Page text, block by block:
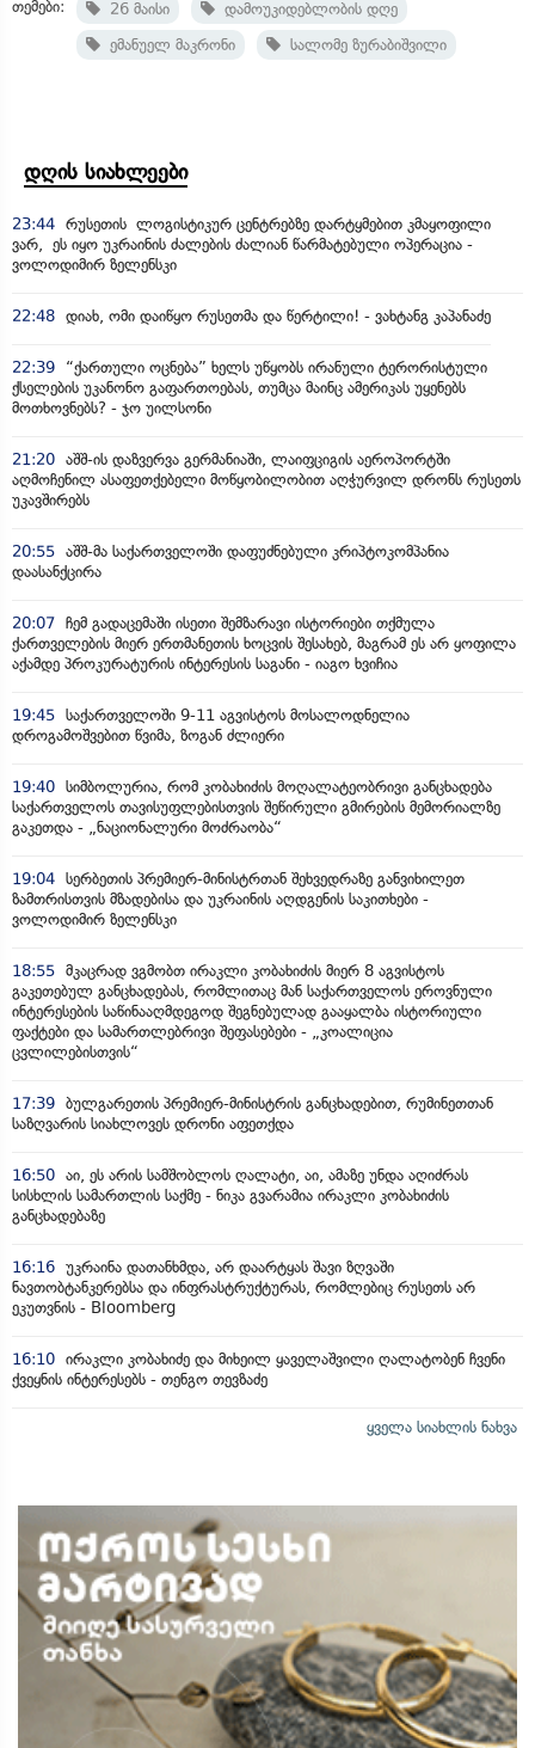
თემები: 26 მაისი
დამოუკიდებლობის დღე
ემანუელ მაკრონი
სალომე ზურაბიშვილი
დღის სიახლეები
23:44 რუსეთის ლოგისტიკურ ცენტრებზე დარტყმებით კმაყოფილი
ვარ, ეს იყო უკრაინის ძალების ძალიან წარმატებული ოპერაცია -
ვოლოდიმირ ზელენსკი
22:48 დიახ, ომი დაიწყო რუსეთმა და წერტილი! - ვახტანგ კაპანაძე
22:39
“ქართული ოცნება” ხელს უწყობს ირანული ტერორისტული
ქსელების უკანონო გაფართოებას, თუმცა მაინც ამერიკას უყენებს
მოთხოვნებს? - ჯო უილსონი
21:20 აშშ-ის დაზვერვა გერმანიაში, ლაიფციგის აეროპორტში
აღმოჩენილ ასაფეთქებელი მოწყობილობით აღჭურვილ დრონს რუსეთს
უკავშირებს
20:55 აშშ-მა საქართველოში დაფუძნებული კრიპტოკომპანია
დაასანქცირა
20:07 ჩემ გადაცემაში ისეთი შემზარავი ისტორიები თქმულა
ქართველების მიერ ერთმანეთის ხოცვის შესახებ, მაგრამ ეს არ ყოფილა
აქამდე პროკურატურის ინტერესის საგანი - იაგო ხვიჩია
19:45 საქართველოში 9-11 აგვისტოს მოსალოდნელია
დროგამოშვებით წვიმა, ზოგან ძლიერი
19:40 სიმბოლურია, რომ კობახიძის მოღალატეობრივი განცხადება
საქართველოს თავისუფლებისთვის შეწირული გმირების მემორიალზე
გაკეთდა - „ნაციონალური მოძრაობა“
19:04 სერბეთის პრემიერ-მინისტრთან შეხვედრაზე განვიხილეთ
ზამთრისთვის მზადებისა და უკრაინის აღდგენის საკითხები -
ვოლოდიმირ ზელენსკი
18:55 მკაცრად ვგმობთ ირაკლი კობახიძის მიერ 8 აგვისტოს
გაკეთებულ განცხადებას, რომლითაც მან საქართველოს ეროვნული
ინტერესების საწინააღმდეგოდ შეგნებულად გააყალბა ისტორიული
ფაქტები და სამართლებრივი შეფასებები - „კოალიცია
ცვლილებისთვის“
17:39 ბულგარეთის პრემიერ-მინისტრის განცხადებით, რუმინეთთან
საზღვარის სიახლოვეს დრონი აფეთქდა
16:50 აი, ეს არის სამშობლოს ღალატი, აი, ამაზე უნდა აღიძრას
სისხლის სამართლის საქმე - ნიკა გვარამია ირაკლი კობახიძის
განცხადებაზე
16:16 უკრაინა დათანხმდა, არ დაარტყას შავი ზღვაში
ნავთობტანკერებსა და ინფრასტრუქტურას, რომლებიც რუსეთს არ
ეკუთვნის - Bloomberg
16:10 ირაკლი კობახიძე და მიხეილ ყაველაშვილი ღალატობენ ჩვენი
ქვეყნის ინტერესებს - თენგო თევზაძე
ყველა სიახლის ნახვა